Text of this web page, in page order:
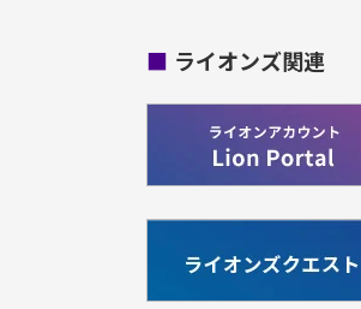
■ ライオンズ関連